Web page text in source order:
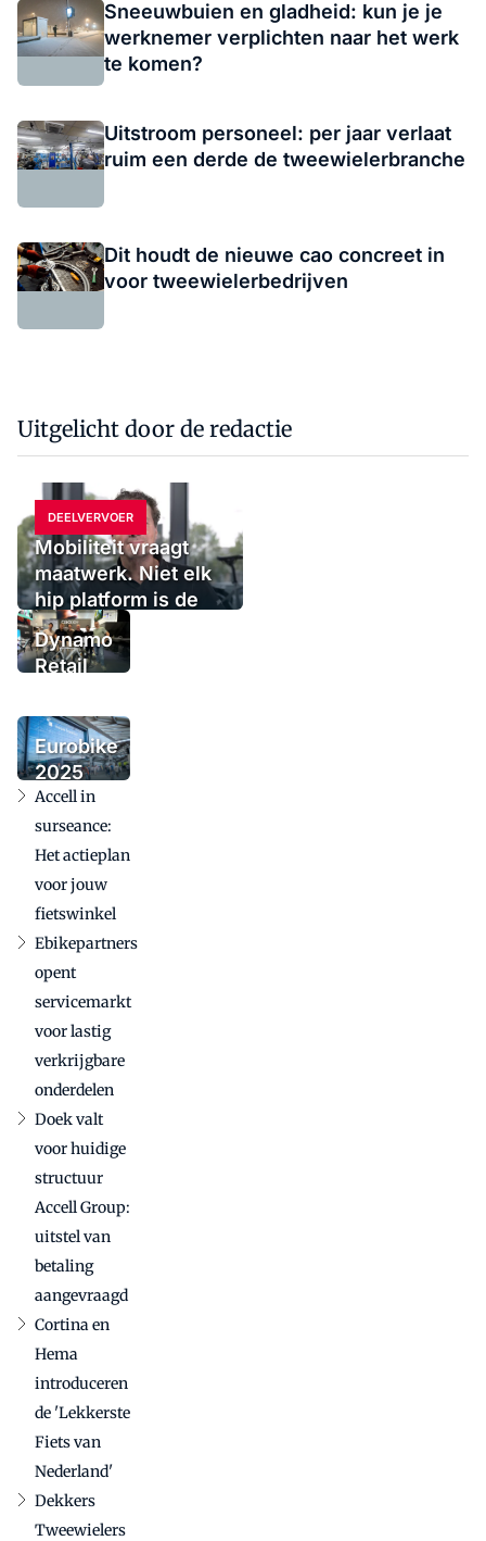
Sneeuwbuien en gladheid: kun je je
werknemer verplichten naar het werk
te komen?
Uitstroom personeel: per jaar verlaat
ruim een derde de tweewielerbranche
Dit houdt de nieuwe cao concreet in
voor tweewielerbedrijven
Uitgelicht door de redactie
DEELVERVOER
Mobiliteit vraagt
maatwerk. Niet elk
hip platform is de
oplossing
Dynamo
Retail
voegt
urbanmerk
Tenways
toe
Eurobike
2025
bevestigt
internationale
betekenis in
uitdagende
markt
Accell in
surseance:
Het actieplan
voor jouw
fietswinkel
Ebikepartners
opent
servicemarkt
voor lastig
verkrijgbare
onderdelen
Doek valt
voor huidige
structuur
Accell Group:
uitstel van
betaling
aangevraagd
Cortina en
Hema
introduceren
de 'Lekkerste
Fiets van
Nederland'
Dekkers
Tweewielers